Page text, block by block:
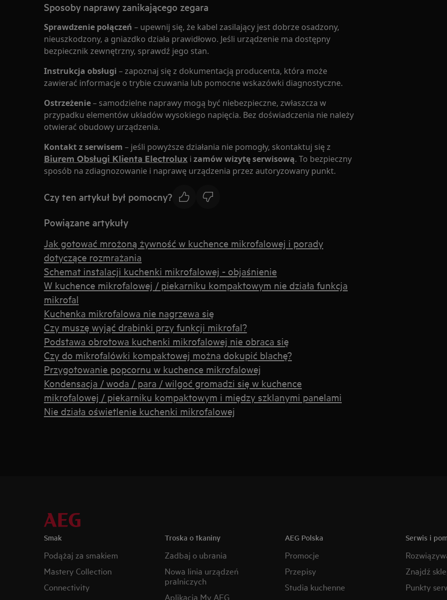
Sposoby naprawy zanikającego zegara
Sprawdzenie połączeń – upewnij się, że kabel zasilający jest dobrze osadzony,
nieuszkodzony, a gniazdko działa prawidłowo. Jeśli urządzenie ma dostępny
bezpiecznik zewnętrzny, sprawdź jego stan.
Instrukcja obsługi – zapoznaj się z dokumentacją producenta, która może
zawierać informacje o trybie czuwania lub pomocne wskazówki diagnostyczne.
Ostrzeżenie– samodzielne naprawy mogą być niebezpieczne, zwłaszcza w
przypadku elementów układów wysokiego napięcia. Bez doświadczenia nie należy
otwierać obudowy urządzenia.
Kontakt z serwisem – jeśli powyższe działania nie pomogły, skontaktuj się z
Biurem Obsługi Klienta Electrolux i zamów wizytę serwisową. To bezpieczny
sposób na zdiagnozowanie i naprawę urządzenia przez autoryzowany punkt.
Czy ten artykuł był pomocny?
Powiązane artykuły
Jak gotować mrożoną żywność w kuchence mikrofalowej i porady
dotyczące rozmrażania
Schemat instalacji kuchenki mikrofalowej - objaśnienie
W kuchence mikrofalowej / piekarniku kompaktowym nie działa funkcja
mikrofal
Kuchenka mikrofalowa nie nagrzewa się
Czy muszę wyjąć drabinki przy funkcji mikrofal?
Podstawa obrotowa kuchenki mikrofalowej nie obraca się
Czy do mikrofalówki kompaktowej można dokupić blachę?
Przygotowanie popcornu w kuchence mikrofalowej
Kondensacja / woda / para / wilgoć gromadzi się w kuchence
mikrofalowej / piekarniku kompaktowym i między szklanymi panelami
Nie działa oświetlenie kuchenki mikrofalowej
Smak
Podążaj za smakiem
Mastery Collection
Connectivity
Troska o tkaniny
Zadbaj o ubrania
Nowa linia urządzeń
pralniczych
Aplikacja My AEG
AEG Polska
Promocje
Przepisy
Studia kuchenne
Serwis i
Znajdź
Punkty